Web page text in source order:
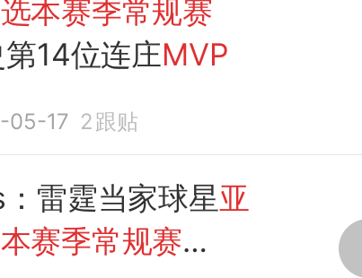
本赛季常规赛
第14位连庄MVP
05-17 2 跟贴
雷霆当家球星亚
赛季常规赛